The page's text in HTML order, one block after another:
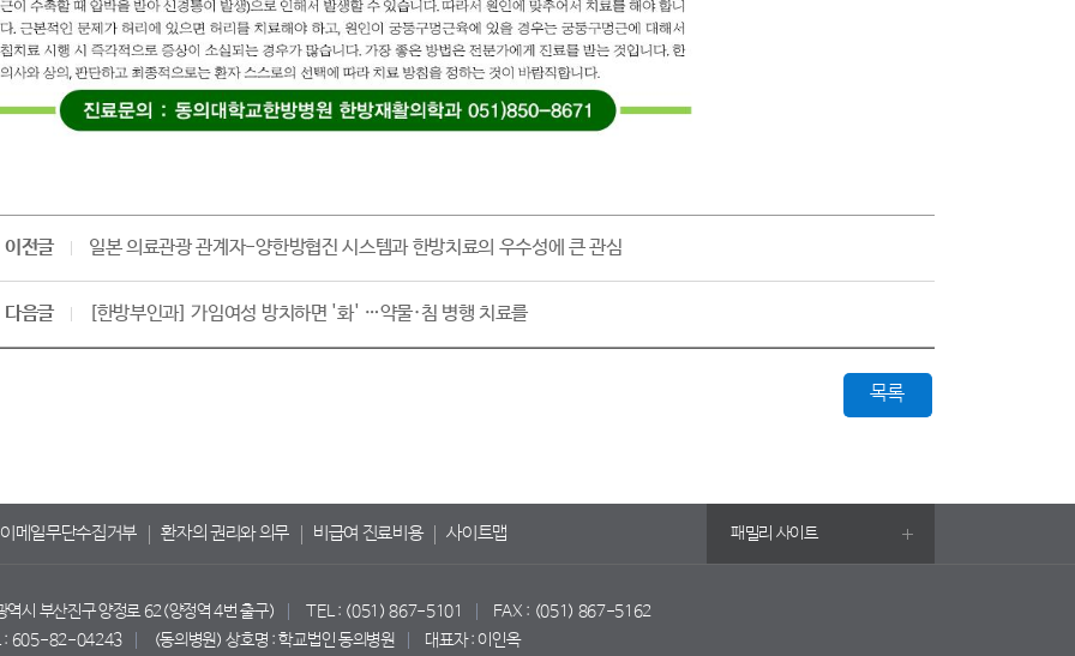
이전글 일본 의료관광 관계자-양한방협진 시스템과 한방치료의 우수성에 큰 관심
다음글 [한방부인과] 가임여성 방치하면 '화' …약물·침 병행 치료를
목록
이메일무단수집거부 환자의 권리와 의무 비급여 진료비용 사이트맵 패밀리 사이트
시 부산진구 양정로 62(양정역 4번 출구) TEL : (051) 867-5101
FAX : (051) 867-5162
: 605-82-04243
(동의병원) 상호명 : 학교법인 동의병원 대표자 : 이인옥